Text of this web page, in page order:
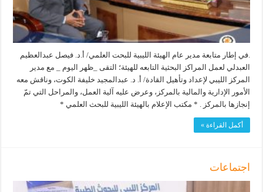
.في إطار متابعة مدير عام الهيئة الليبية للبحت العلمي/ أ.د. فيصل عبدالعظيم
العبدلي لعمل المراكز البحثية التابعه للهيئة؛ التقى _ظهر اليوم _ مع مدير
المركز الليبي لإعداد وتأهيل القادة/ أ. د. عبدالمجيد خليفة الكوت، وناقش معه
الأمور الإدارية والمالية بالمركز، وعرض عليه آلية العمل، والمراحل التي تمّ
إنجازها بالمركز . * مكتب الإعلام بالهيئة الليبية للبحث العلمي *
أكمل القراءة »
اجتماعات